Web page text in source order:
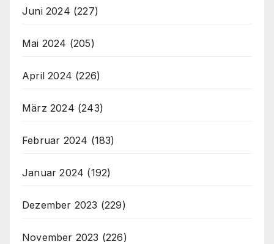
Juni 2024 (227)
Mai 2024 (205)
April 2024 (226)
März 2024 (243)
Februar 2024 (183)
Januar 2024 (192)
Dezember 2023 (229)
November 2023 (226)